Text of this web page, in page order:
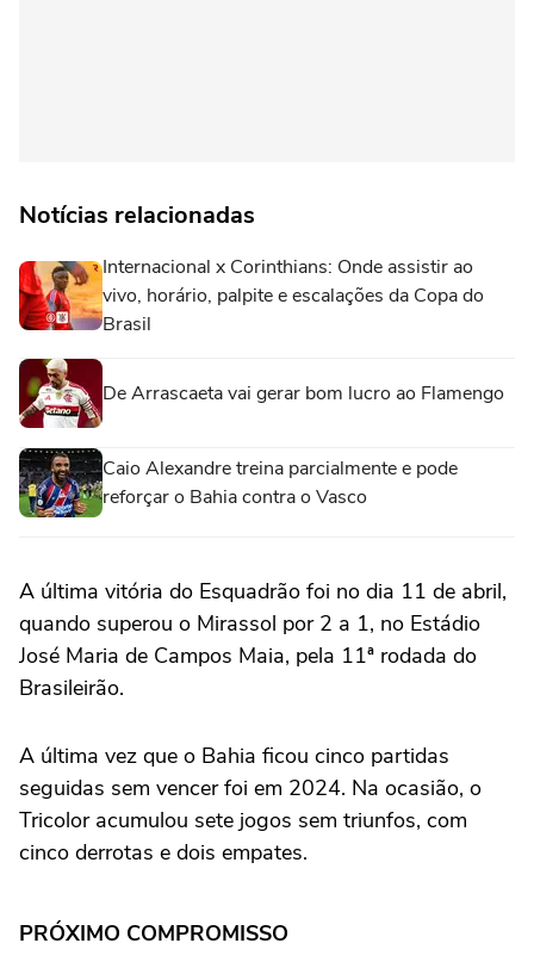
Notícias relacionadas
Internacional x Corinthians: Onde assistir ao
vivo, horário, palpite e escalações da Copa do
Brasil
De Arrascaeta vai gerar bom lucro ao Flamengo
Caio Alexandre treina parcialmente e pode
reforçar o Bahia contra o Vasco
A última vitória do Esquadrão foi no dia 11 de abril,
quando superou o Mirassol por 2 a 1, no Estádio
José Maria de Campos Maia, pela 11ª rodada do
Brasileirão.
A última vez que o Bahia ficou cinco partidas
seguidas sem vencer foi em 2024. Na ocasião, o
Tricolor acumulou sete jogos sem triunfos, com
cinco derrotas e dois empates.
PRÓXIMO COMPROMISSO